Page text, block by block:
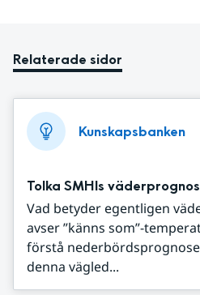
Relaterade sidor
Kunskapsbanken
Tolka SMHIs
Vad betyder egentligen
avser ”känns som”-
förstå
denna vägled...